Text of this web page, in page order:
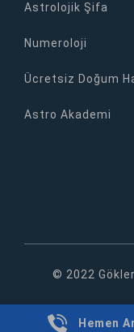
Astrolojik Şifa
Numeroloji
Ücretsiz Doğum
Astro Akademi
© 2022
Hemen